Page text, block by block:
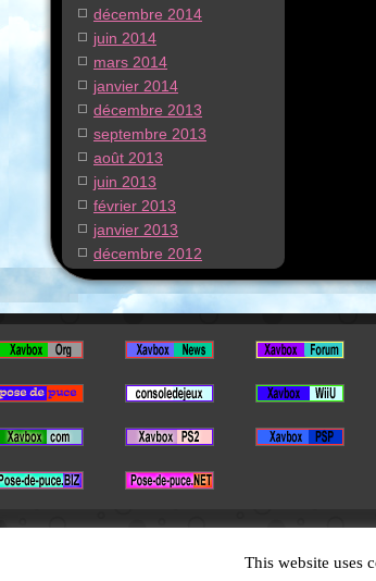
décembre 2014
juin 2014
mars 2014
janvier 2014
décembre 2013
septembre 2013
août 2013
juin 2013
février 2013
janvier 2013
décembre 2012
This website uses